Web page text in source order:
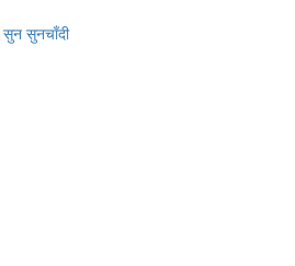
सुन सुनचाँदी